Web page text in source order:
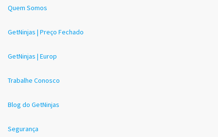
Quem Somos
GetNinjas | Preço Fechado
GetNinjas | Europ
Trabalhe Conosco
Blog do GetNinjas
Segurança